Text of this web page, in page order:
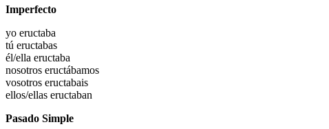
Imperfecto
yo eructaba
tú eructabas
él/ella eructaba
nosotros eructábamos
vosotros eructabais
ellos/ellas eructaban
Pasado Simple